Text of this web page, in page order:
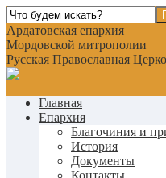
Ардатовская епархия
Мордовской митрополии
Русская Православная
Главная
Епархия
Благочиния и
История
Документы
Контакты